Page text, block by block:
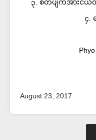
၃. စိတ်ပျက်အားငယ်တ
၄.
August 23, 2017